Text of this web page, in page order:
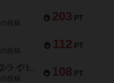
203 PT
投稿
112 PT
投稿
108 PT
ファースト・イン・フライト
投稿